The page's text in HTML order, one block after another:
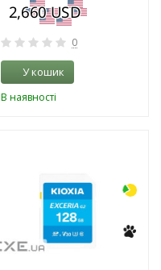
0
У кошик
В наявності